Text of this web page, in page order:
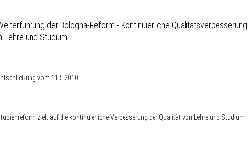
der Bologna-Reform - Kontinuierliche Qualitätsverbesserung
Lehre und Studium
vom 11.5.2010
zielt auf die kontinuierliche Verbesserung der Qualität von Lehre und Studium